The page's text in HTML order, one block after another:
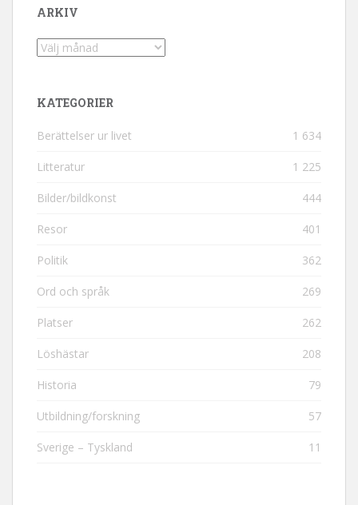
ARKIV
Arkiv
KATEGORIER
Berättelser ur livet 1 634
Litteratur 1 225
Bilder/bildkonst 444
Resor 401
Politik 362
Ord och språk 269
Platser 262
Löshästar 208
Historia 79
Utbildning/forskning 57
Sverige – Tyskland 11